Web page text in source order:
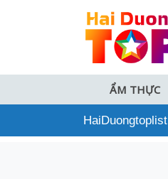
ẨM THỰC
HaiDuongtoplist